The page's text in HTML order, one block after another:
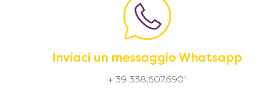
Inviaci un messaggio Whatsapp
+ 39 338.607.6901